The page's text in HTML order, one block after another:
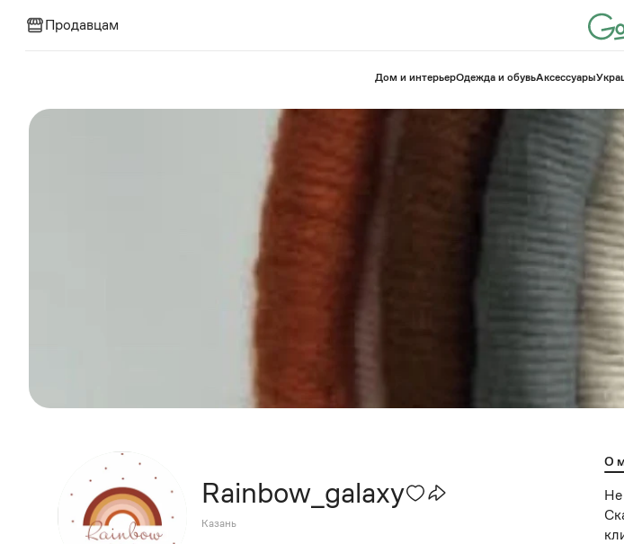
Продавцам
⁠Дом и интерьерОдежда и обувьАксессуары
Rainbow_galaxy
Казань
О
Не